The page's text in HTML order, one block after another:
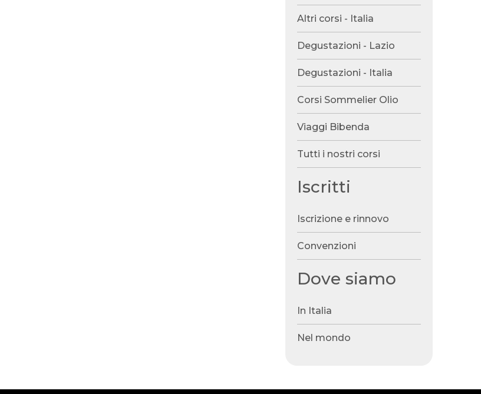
Altri corsi - Italia
Degustazioni - Lazio
Degustazioni - Italia
Corsi Sommelier Olio
Viaggi Bibenda
Tutti i nostri corsi
Iscritti
Iscrizione e rinnovo
Convenzioni
Dove siamo
In Italia
Nel mondo